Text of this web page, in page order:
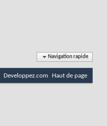
Navigation rapide
Developpez.com Haut de page